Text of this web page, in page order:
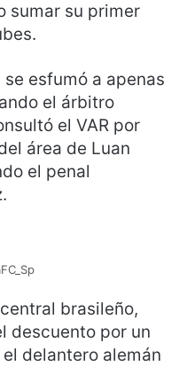
sumar su primer
esfumó a apenas
el árbitro
el VAR por
área de Luan
el penal
brasileño,
descuento por un
delantero alemán